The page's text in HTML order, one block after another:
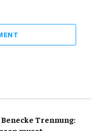
Trennung: